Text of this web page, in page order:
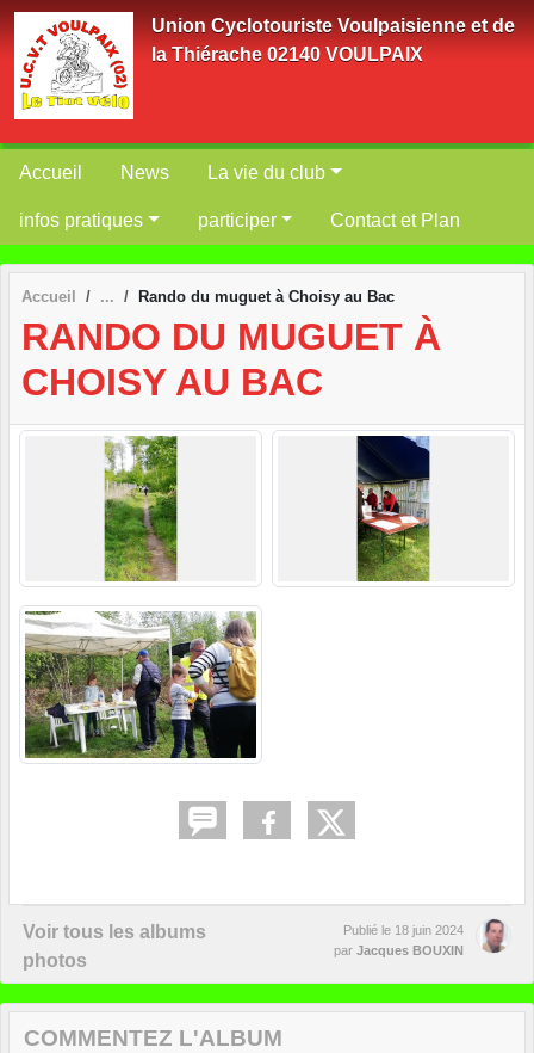
Union Cyclotouriste Voulpaisienne et de
la Thiérache 02140 VOULPAIX
Accueil News La vie du club
infos pratiques participer Contact et Plan
Accueil Rando du muguet à Choisy au Bac
RANDO DU MUGUET À
CHOISY AU BAC
Voir tous les albums
photos
Publié le 18 juin 2024
par Jacques BOUXIN
COMMENTEZ L'ALBUM
Panneau de gestion des cookies